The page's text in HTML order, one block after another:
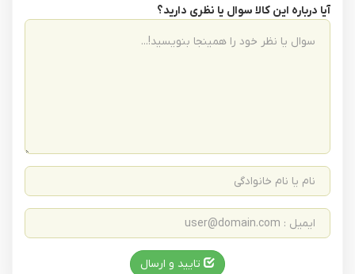
آیا درباره این کالا سوال یا نظری دارید؟